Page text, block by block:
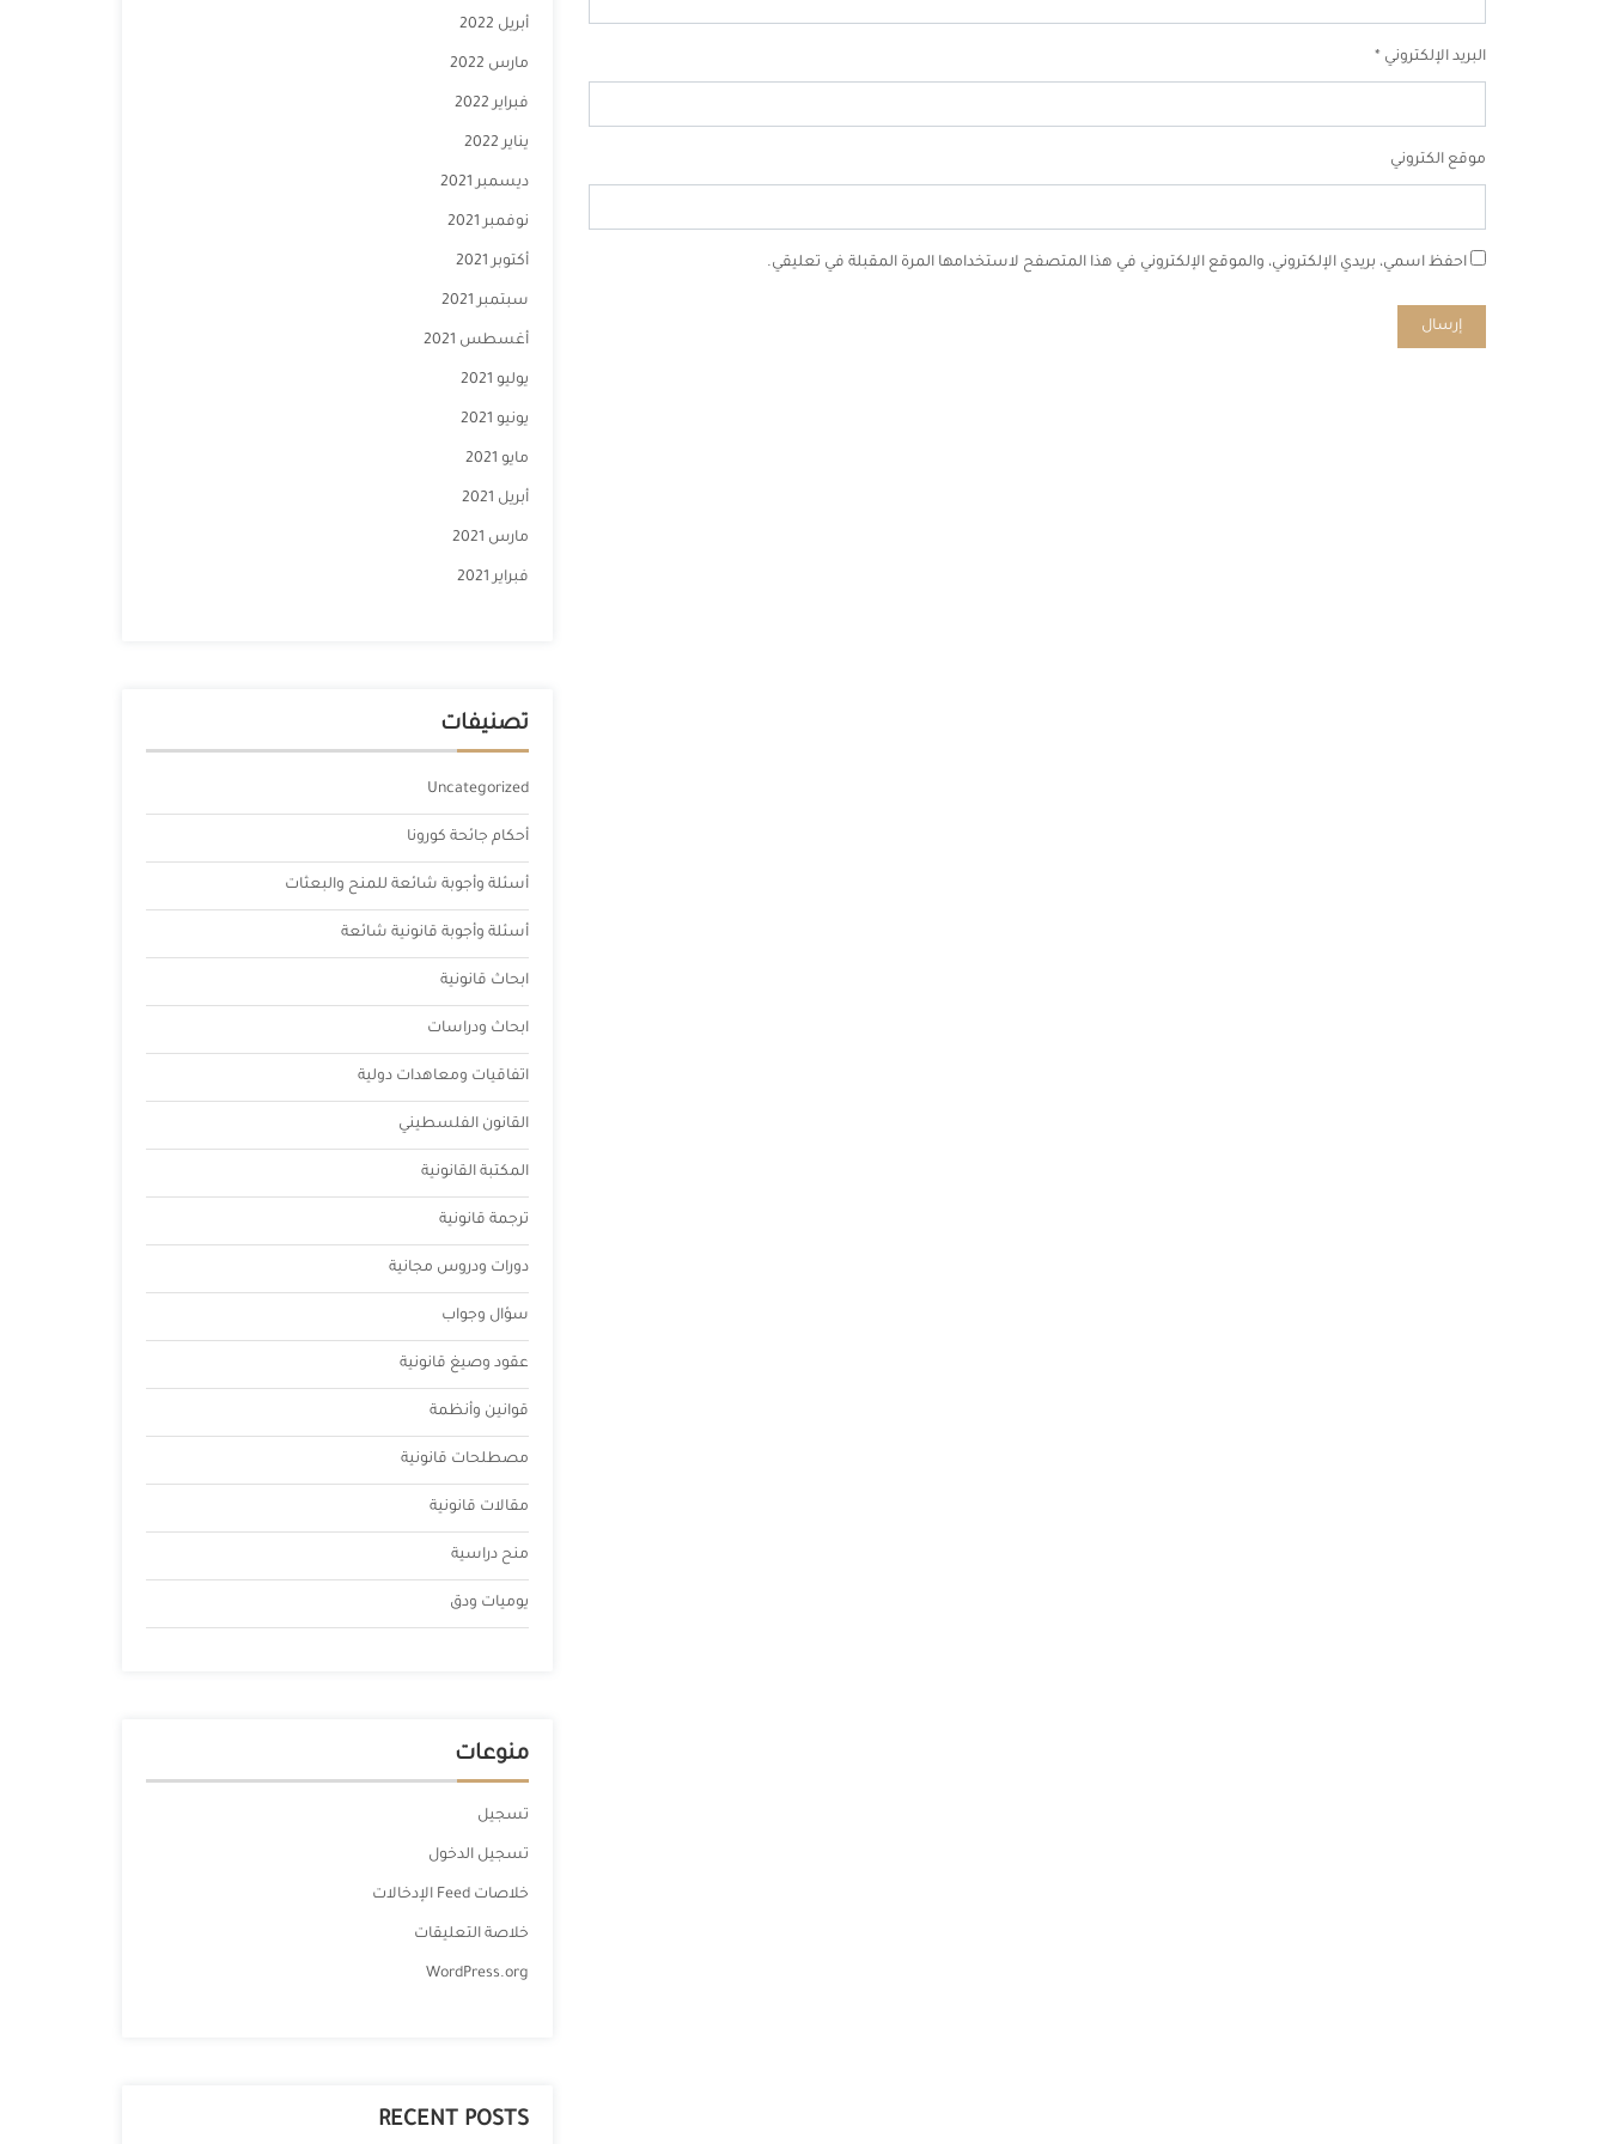
البريد الإلكتروني *
موقع الكتروني
احفظ اسمي، بريدي الإلكتروني، والموقع الإلكتروني في هذا المتصفح لاستخدامها المرة المقبلة في تعليقي.
أبريل 2022
مارس 2022
فبراير 2022
يناير 2022
ديسمبر 2021
نوفمبر 2021
أكتوبر 2021
سبتمبر 2021
أغسطس 2021
يوليو 2021
يونيو 2021
مايو 2021
أبريل 2021
مارس 2021
فبراير 2021
تصنيفات
Uncategorized
أحكام جائحة كورونا
أسئلة وأجوبة شائعة للمنح والبعثات
أسئلة وأجوبة قانونية شائعة
ابحاث قانونية
ابحاث ودراسات
اتفاقيات ومعاهدات دولية
القانون الفلسطيني
المكتبة القانونية
ترجمة قانونية
دورات ودروس مجانية
سؤال وجواب
عقود وصيغ قانونية
قوانين وأنظمة
مصطلحات قانونية
مقالات قانونية
منح دراسية
يوميات ودق
منوعات
تسجيل
تسجيل الدخول
خلاصات Feed الإدخالات
خلاصة التعليقات
WordPress.org
RECENT POSTS